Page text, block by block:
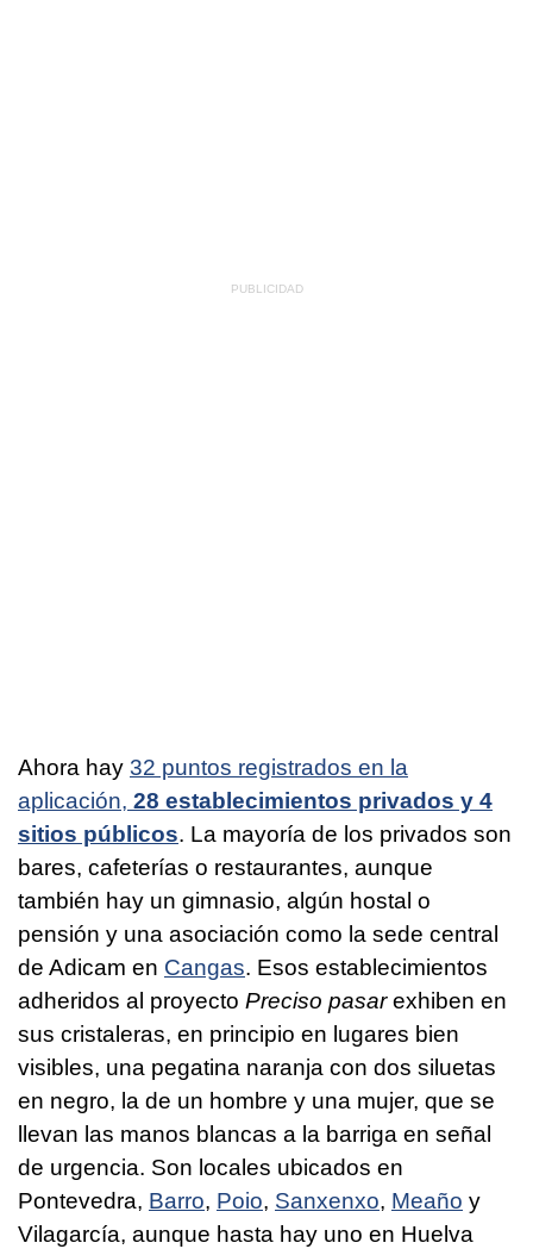
Ahora hay 32 puntos registrados en la
aplicación, 28 establecimientos privados y 4
sitios públicos. La mayoría de los privados son
bares, cafeterías o restaurantes, aunque
también hay un gimnasio, algún hostal o
pensión y una asociación como la sede central
de Adicam en Cangas. Esos establecimientos
adheridos al proyecto Preciso pasarexhiben en
sus cristaleras, en principio en lugares bien
visibles, una pegatina naranja con dos siluetas
en negro, la de un hombre y una mujer, que se
llevan las manos blancas a la barriga en señal
de urgencia. Son locales ubicados en
Pontevedra, Barro, Poio, Sanxenxo, Meaño y
Vilagarcía, aunque hasta hay uno en Huelva